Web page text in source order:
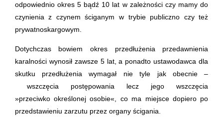
odpowiednio okres 5 bądź 10 lat w zależności czy mamy do
czynienia z czynem ściganym w trybie publiczno czy też
prywatnoskargowym.
Dotychczas bowiem okres przedłużenia przedawnienia
karalności wynosił zawsze 5 lat, a ponadto ustawodawca dla
skutku przedłużenia wymagał nie tyle jak obecnie –
wszczęcia postępowania lecz jego wszczęcia
»przeciwko określonej osobie«, co ma miejsce dopiero po
przedstawieniu zarzutu przez organy ścigania.